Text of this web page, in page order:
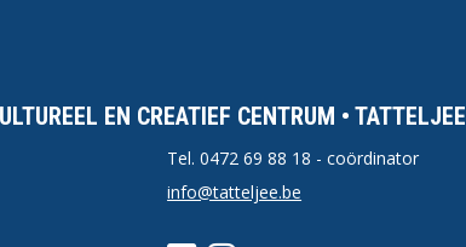
EN CREATIEF CENTRUM • TATTELJEE
Tel.0472 69 88 18 - coördinator
info@tatteljee.be